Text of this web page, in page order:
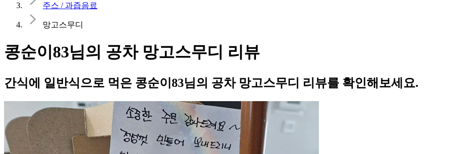
주스 / 과즙음료
망고스무디
콩순이83님의 공차 망고스무디 리뷰
간식에 일반식으로 먹은 콩순이83님의 공차 망고스무디 리뷰를 확인해보세요.